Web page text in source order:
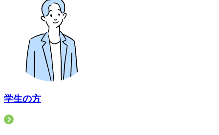
学生の方